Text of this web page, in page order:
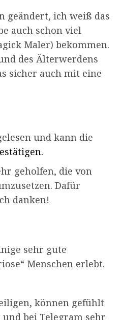
geändert, ich weiß das
auch schon viel
Maler) bekommen.
des Älterwerdens
sicher auch mit eine
und kann die
geholfen, die von
Dafür
danken!
sehr gute
Menschen erlebt.
können gefühlt
bei Telegram sehr